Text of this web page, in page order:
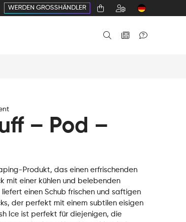
WERDEN GROSSHÄNDLER
– Pod –
Produkt, das einen erfrischenden
mit einer kühlen und belebenden
einen Schub frischen und saftigen
der perfekt mit einem subtilen eisigen
Ice ist perfekt für diejenigen, die